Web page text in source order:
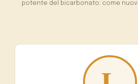
potente del bicarbonato: come nuovi